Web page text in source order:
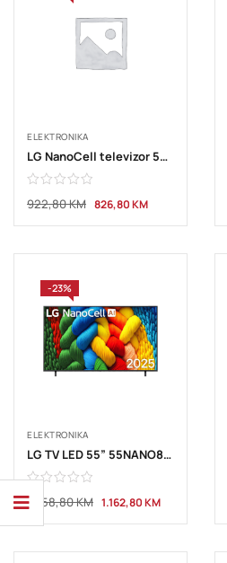
ELEKTRONIKA
LG NanoCell televizor 55NU800B3LA, 4K Ultra HD, Smart TV, webOS 26, ?7 AI Processor 4K Gen9, HDR10 / HLG, 2.0ch 20W,
922,80KM 826,80KM
-23%
ELEKTRONIKA
LG TV LED 55” 55NANO80A3B 4K
1.258,80KM 1.162,80KM